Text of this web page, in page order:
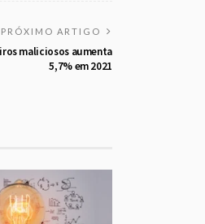
PRÓXIMO ARTIGO
maliciosos aumenta
5,7% em 2021